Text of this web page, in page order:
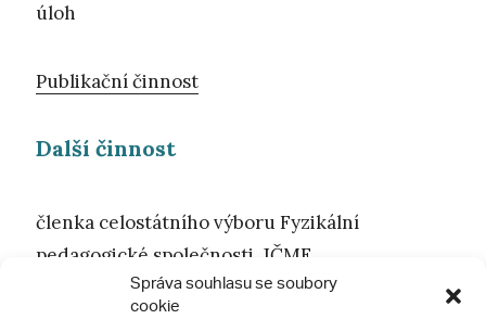
Správa souhlasu se soubory
cookie
úloh
Publikační činnost
Další činnost
členka celostátního výboru Fyzikální
pedagogické společnosti JČMF
členka pobočky výboru JČMF v Ústí nad Labem